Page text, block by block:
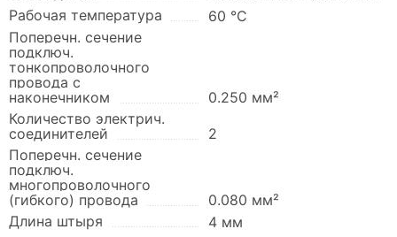
Рабочая температура
60 °C
Поперечн. сечение
подключ.
тонкопроволочного
провода с
наконечником
0.250 мм²
Количество электрич.
соединителей
2
Поперечн. сечение
подключ.
многопроволочного
(гибкого) провода
0.080 мм²
Длина штыря
4 мм